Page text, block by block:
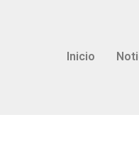
Inicio